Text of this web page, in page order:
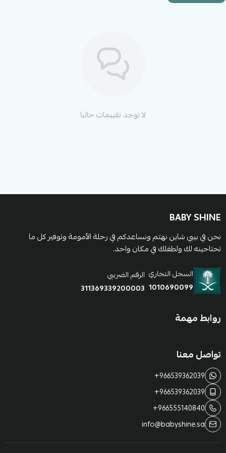
بيبي شاين واستعدي لتألقي طفلتك في كل مناسبة!
لا توجد تقييمات حاليا
BABY SHINE
نحن في بيبي شاين نهتم ونساعدكم في رحلة الأمومة وتوفير كل ما
تحتاجينه لك ولطفلك في مكان واحد.
السجل التجاري
1010690099
الرقم الضريبي
311369339200003
روابط مهمة
تواصل معنا
+966539362039
+966539362039
+966555140840
info@babyshine.sa